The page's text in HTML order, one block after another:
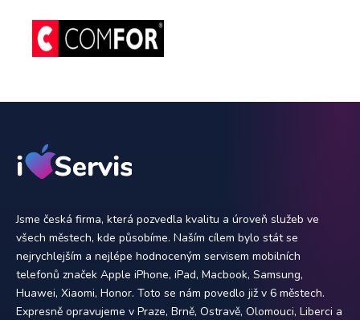
Jsme česká firma, která pozvedla kvalitu a úroveň služeb ve
všech městech, kde působíme. Naším cílem bylo stát se
nejrychlejším a nejlépe hodnoceným servisem mobilních
telefonů značek Apple iPhone, iPad, Macbook, Samsung,
Huawei, Xiaomi, Honor. Toto se nám povedlo již v 6 městech.
Expresně opravujeme v Praze, Brně, Ostravě, Olomouci, Liberci a